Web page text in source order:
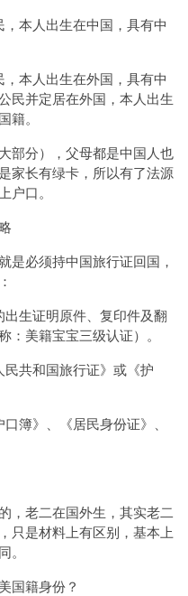
本人出生在中国，具有中
本人出生在外国，具有中
民并定居在外国，本人出生
。
分），父母都是中国人也
家长有绿卡，所以有了法源
口。
必须持中国旅行证回国，
生证明原件、复印件及翻
美籍宝宝三级认证）。
共和国旅行证》或《护
》、《居民身份证》、
老二在国外生，其实老二
只是材料上有区别，基本上
籍身份？